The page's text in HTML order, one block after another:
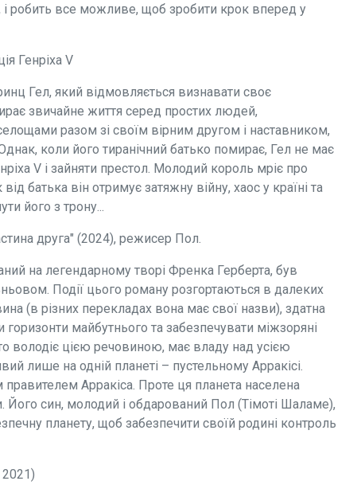
і робить все можливе, щоб зробити крок вперед у
Генріха V
Гел, який відмовляється визнавати своє
звичайне життя серед простих людей,
разом зі своїм вірним другом і наставником,
коли його тиранічний батько помирає, Гел не має
V і зайняти престол. Молодий король мріє про
батька він отримує затяжну війну, хаос у країні та
його з трону...
друга" (2024), режисер Пол.
на легендарному творі Френка Герберта, був
Події цього роману розгортаються в далеких
(в різних перекладах вона має свої назви), здатна
майбутнього та забезпечувати міжзоряні
володіє цією речовиною, має владу над усією
лише на одній планеті – пустельному Арракісі.
Арракіса. Проте ця планета населена
син, молодий і обдарований Пол (Тімоті Шаламе),
планету, щоб забезпечити своїй родині контроль